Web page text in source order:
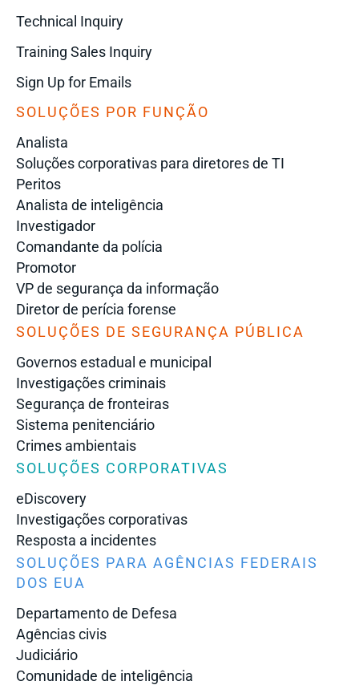
Technical Inquiry
Training Sales Inquiry
Sign Up for Emails
SOLUÇÕES POR FUNÇÃO
Analista
Soluções corporativas para diretores de TI
Peritos
Analista de inteligência
Investigador
Comandante da polícia
Promotor
VP de segurança da informação
Diretor de perícia forense
SOLUÇÕES DE SEGURANÇA PÚBLICA
Governos estadual e municipal
Investigações criminais
Segurança de fronteiras
Sistema penitenciário
Crimes ambientais
SOLUÇÕES CORPORATIVAS
eDiscovery
Investigações corporativas
Resposta a incidentes
SOLUÇÕES PARA AGÊNCIAS FEDERAIS
DOS EUA
Departamento de Defesa
Agências civis
Judiciário
Comunidade de inteligência